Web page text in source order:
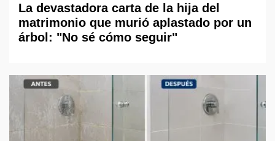
La devastadora carta de la hija del
matrimonio que murió aplastado por un
árbol: "No sé cómo seguir"